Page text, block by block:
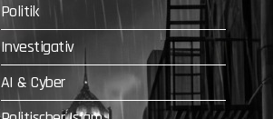
Politik
Investigativ
AI & Cyber